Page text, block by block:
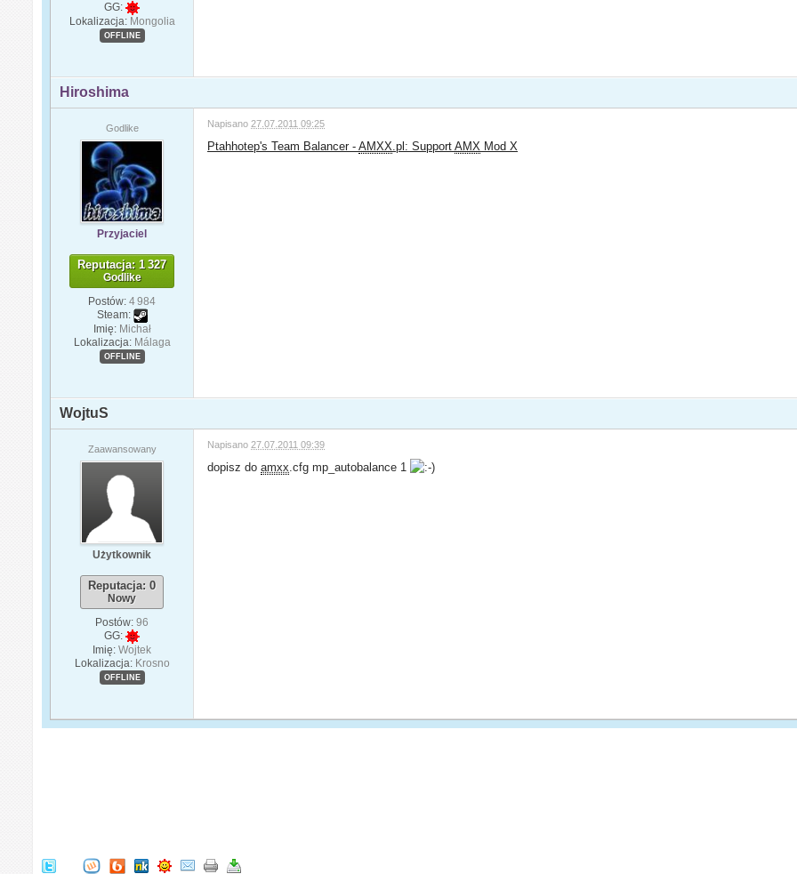
GG:
Lokalizacja: Mongolia
OFFLINE
Hiroshima
Godlike
Przyjaciel
Reputacja: 1 327
Godlike
Postów: 4 984
Steam:
Imię: Michał
Lokalizacja: Málaga
OFFLINE
Napisano 27.07.2011 09:25
Ptahhotep's Team Balancer -AMXX .pl: SupportAMX Mod X
WojtuS
Zaawansowany
Użytkownik
Reputacja: 0
Nowy
Postów: 96
GG:
Imię: Wojtek
Lokalizacja: Krosno
OFFLINE
Napisano 27.07.2011 09:39
dopisz doamxx .cfg mp_autobalance 1